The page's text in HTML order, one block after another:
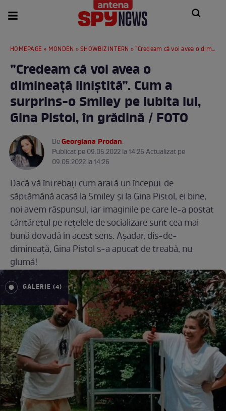
HOMEPAGE » MONDEN »SHOWBIZ INTERN » ”Credeam că voi avea o dimineață liniștită”. Cum a surprins-o Smiley pe iubita lui, Gina Pistol, în grădină / FOTO
”Credeam că voi avea o
dimineață liniștită”. Cum a
surprins-o Smiley pe iubita lui,
Gina Pistol, în grădină / FOTO
DeGeorgiana Prodan.
Publicat pe 09.05.2022 la 14:26 Actualizat pe
09.05.2022 la 14:26
Dacă vă întrebați cum arată un început de
săptămână acasă la Smiley și la Gina Pistol, ei bine,
noi avem răspunsul, iar imaginile pe care le-a postat
cântărețul pe rețelele de socializare sunt cea mai
bună dovadă în acest sens. Așadar, dis-de-
dimineață, Gina Pistol s-a apucat de treabă, nu
glumă!
GALERIE (4)